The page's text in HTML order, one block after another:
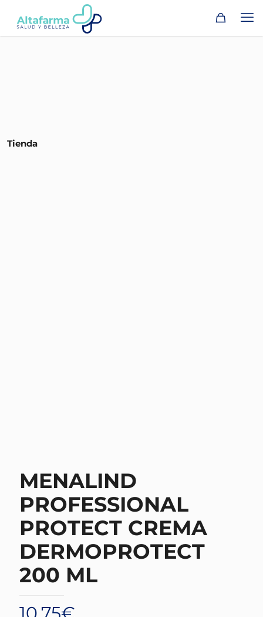
Tienda
MENALIND
PROFESSIONAL
PROTECT CREMA
DERMOPROTECT
200 ML